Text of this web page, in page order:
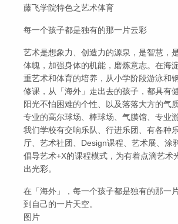
藤飞学院特色之艺术体育
每一个孩子都是独有的那一片云彩
艺术是想象力、创造力的源泉，是智慧，
体魄，加强身体的机能，磨炼意志。在海
重艺术和体育的培养，从小学阶段游泳和
修课，从「海外」走出去的孩子，都具有
阳光不怕困难的个性、以及落落大方的气
专业的高尔球场、棒球场、气膜馆、专业
我们学校有交响乐队、行进乐团、有各种
厅、艺术社团、Design课程、艺术展、涂
倡导艺术+X的课程模式，为有着点滴艺术
出光彩。
在「海外」，每一个孩子都是独有的那一
到自己的一片天空。
图片